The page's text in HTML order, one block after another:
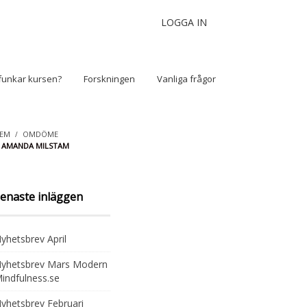
LOGGA IN
kursen? Forskningen Vanliga frågor
OMDÖME
AMANDA MILSTAM
inläggen
April
Mars Modern
Februari